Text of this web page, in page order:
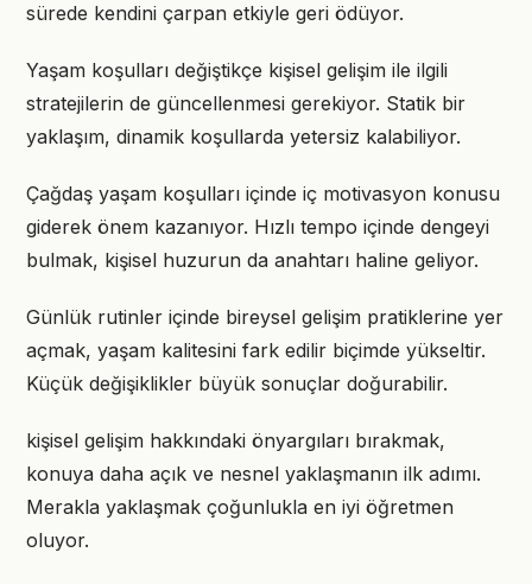
sürede kendini çarpan etkiyle geri ödüyor.
Yaşam koşulları değiştikçe kişisel gelişim ile ilgili
stratejilerin de güncellenmesi gerekiyor. Statik bir
yaklaşım, dinamik koşullarda yetersiz kalabiliyor.
Çağdaş yaşam koşulları içinde iç motivasyon konusu
giderek önem kazanıyor. Hızlı tempo içinde dengeyi
bulmak, kişisel huzurun da anahtarı haline geliyor.
Günlük rutinler içinde bireysel gelişim pratiklerine yer
açmak, yaşam kalitesini fark edilir biçimde yükseltir.
Küçük değişiklikler büyük sonuçlar doğurabilir.
kişisel gelişim hakkındaki önyargıları bırakmak,
konuya daha açık ve nesnel yaklaşmanın ilk adımı.
Merakla yaklaşmak çoğunlukla en iyi öğretmen
oluyor.